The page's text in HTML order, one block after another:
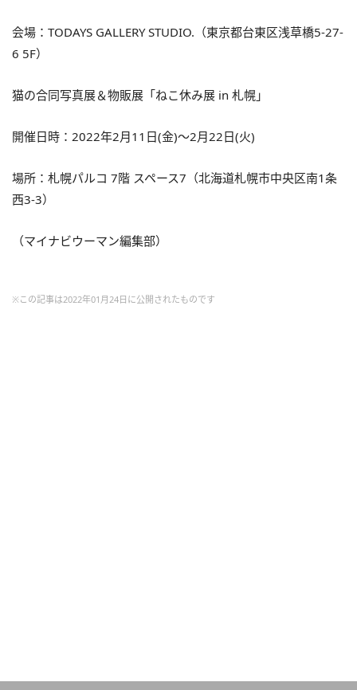
会場：TODAYS GALLERY STUDIO.（東京都台東区浅草橋5-27-
6 5F）
猫の合同写真展＆物販展「ねこ休み展 in 札幌」
開催日時：2022年2月11日(金)～2月22日(火)
場所：札幌パルコ 7階 スペース7（北海道札幌市中央区南1条
西3-3）
（マイナビウーマン編集部）
※この記事は2022年01月24日に公開されたものです